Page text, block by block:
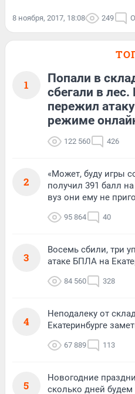
8 ноября, 2017, 18:08 249
1
Попали в
сбегали в
пережил
режиме
122 560 426
2
«Может, буду игры
получил 391 балл
вуз они ему не
95 864 40
3
Восемь сбили, три
атаке БПЛА на
84 560 328
4
Неподалеку от
Екатеринбурге
67 889 113
5
Новогодние
сколько дней будем